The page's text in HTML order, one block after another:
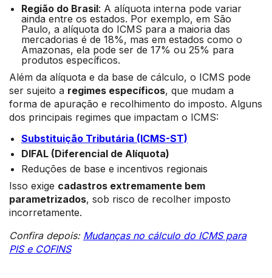
Região do Brasil: A alíquota interna pode variar
ainda entre os estados. Por exemplo, em São
Paulo, a alíquota do ICMS para a maioria das
mercadorias é de 18%, mas em estados como o
Amazonas, ela pode ser de 17% ou 25% para
produtos específicos.
Além da alíquota e da base de cálculo, o ICMS pode
ser sujeito a regimes específicos, que mudam a
forma de apuração e recolhimento do imposto. Alguns
dos principais regimes que impactam o ICMS:
Substituição Tributária (ICMS-ST)
DIFAL (Diferencial de Alíquota)
Reduções de base e incentivos regionais
Isso exige cadastros extremamente bem
parametrizados, sob risco de recolher imposto
incorretamente.
Confira depois: Mudanças no cálculo do ICMS para
PIS e COFINS